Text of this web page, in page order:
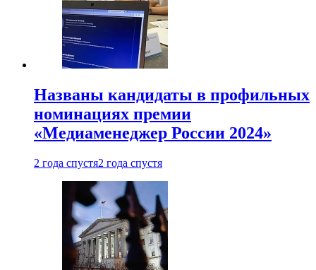
Названы кандидаты в профильных
номинациях премии
«Медиаменеджер России 2024»
2 года спустя2 года спустя